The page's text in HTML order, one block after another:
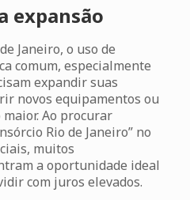
expansão
Janeiro, o uso de
comum, especialmente
expandir suas
novos equipamentos ou
Ao procurar
Rio de Janeiro” no
muitos
a oportunidade ideal
com juros elevados.